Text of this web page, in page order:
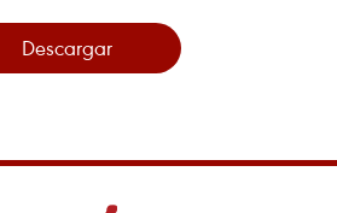
Descargar